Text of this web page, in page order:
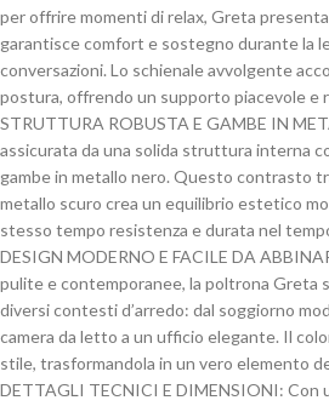
per offrire momenti di relax, Greta
garantisce comfort e sostegno durante la
conversazioni. Lo schienale avvolgente
postura, offrendo un supporto piacevole e
STRUTTURA ROBUSTA E GAMBE IN
assicurata da una solida struttura interna
gambe in metallo nero. Questo contrasto
metallo scuro crea un equilibrio estetico
stesso tempo resistenza e durata nel
DESIGN MODERNO E FACILE DA
pulite e contemporanee, la poltrona Greta
diversi contesti d’arredo: dal soggiorno
camera da letto a un ufficio elegante. Il
stile, trasformandola in un vero elemento
DETTAGLI TECNICI E DIMENSIONI: Con